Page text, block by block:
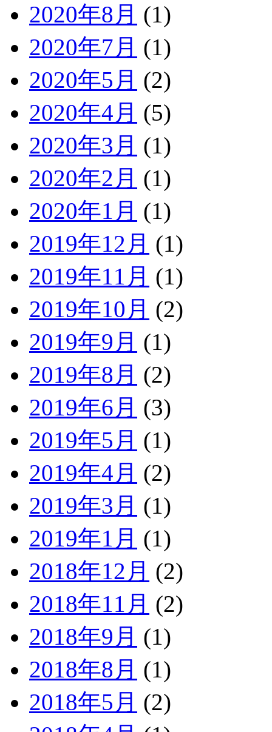
2020年8月 (1)
2020年7月 (1)
2020年5月 (2)
2020年4月 (5)
2020年3月 (1)
2020年2月 (1)
2020年1月 (1)
2019年12月 (1)
2019年11月 (1)
2019年10月 (2)
2019年9月 (1)
2019年8月 (2)
2019年6月 (3)
2019年5月 (1)
2019年4月 (2)
2019年3月 (1)
2019年1月 (1)
2018年12月 (2)
2018年11月 (2)
2018年9月 (1)
2018年8月 (1)
2018年5月 (2)